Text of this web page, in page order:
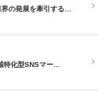
の発展を牽引する…
特化型SNSマー…